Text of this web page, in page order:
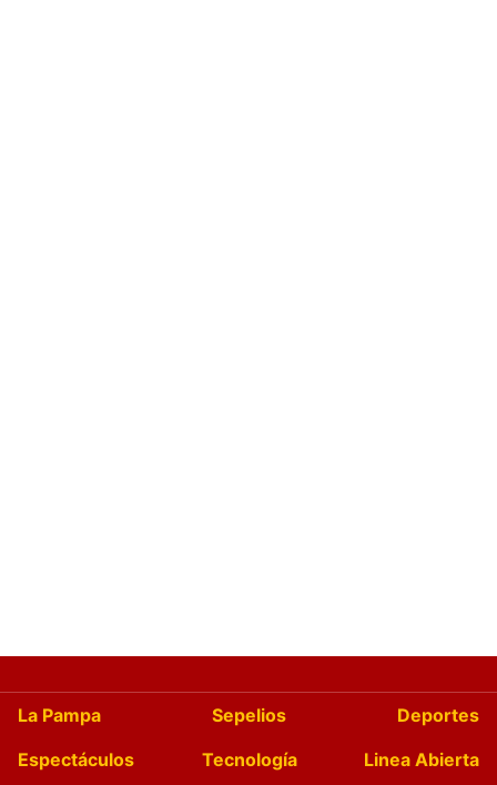
La Pampa Sepelios
Deportes
Espectáculos
Tecnología
Linea Abierta